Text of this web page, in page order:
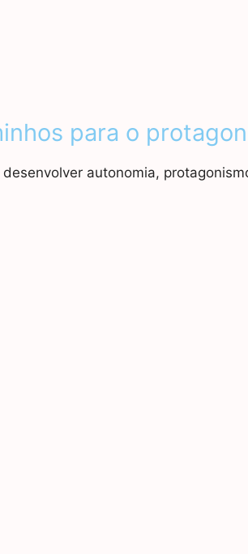
para o
autonomia,